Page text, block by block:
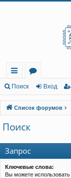
с
ы
лк
и
ру
м
ы
Поиск Вход
Список форумов
Поиск
Запрос
Ключевые слова:
Вы можете использовать